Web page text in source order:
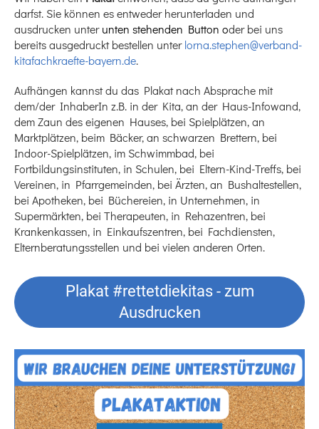
darfst. Sie können es entweder herunterladen und
ausdrucken unterunten stehenden Button oder bei uns
bereits ausgedruckt bestellen unterlorna.stephen@verband-
kitafachkraefte-bayern.de.
Aufhängen kannst du das Plakat nach Absprache mit
dem/der InhaberIn z.B. in der Kita, an der Haus-Infowand,
dem Zaun des eigenen Hauses, bei Spielplätzen, an
Marktplätzen, beim Bäcker, an schwarzen Brettern, bei
Indoor-Spielplätzen, im Schwimmbad, bei
Fortbildungsinstituten, in Schulen, bei Eltern-Kind-Treffs, bei
Vereinen, in Pfarrgemeinden, bei Ärzten, an Bushaltestellen,
bei Apotheken, bei Büchereien, in Unternehmen, in
Supermärkten, bei Therapeuten, in Rehazentren, bei
Krankenkassen, in Einkaufszentren, bei Fachdiensten,
Elternberatungsstellen und bei vielen anderen Orten.
Plakat #rettetdiekitas - zum
Ausdrucken